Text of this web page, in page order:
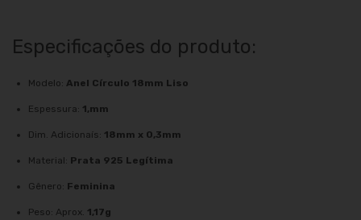
Especificações do produto:
Modelo: Anel Círculo 18mm Liso
Espessura: 1,mm
Dim. Adicionaís: 18mm x 0,3mm
Material: Prata 925 Legítima
Gênero: Feminina
Peso: Aprox. 1,17g